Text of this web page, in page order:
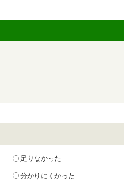
足りなかった
分かりにくかった